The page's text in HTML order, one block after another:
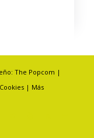
The Popcom |
| Más